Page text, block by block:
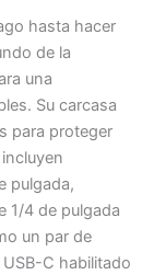
hasta hacer
de la
una
Su carcasa
para proteger
pulgada,
1/4 de pulgada
un par de
C habilitado